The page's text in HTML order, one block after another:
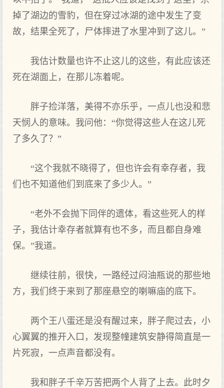
掉了湖边的雪豹，但在穿过冰湖的途中发生了变
故，结果全死了，尸体摔进了水里冲到了这儿。”
我估计数量也许不止这儿的这些，有此应该还
死在湖面上，在那儿冻着呢。
胖子捡洋落，美得不亦乐乎，一点儿也没和悲
天悯人的意味。我问他：“你觉得这些人在这儿死
了多久了？”
“这个我就不晓得了，但也许会有幸存者，我
们也不知道他们到底来了多少人。”
“老外不会抛下同伴的遗体，看这些死人的样
子，我估计幸存者就算有也不多，而且都自身难
保。”我道。
继续往前，很快，一路经过闷油瓶说的那些地
方，我们终于来到了那座悬空的喇嘛庙的底下。
两个王八蛋还是没有醒过来，胖子爬过去，小
心翼翼的推开入口，发现整幢建筑安静得简直是一
片死寂，一点声音都没有。
我和胖子千辛万苦把两个人背了上去。此时夕